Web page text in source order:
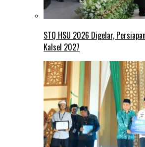
STQ HSU 2026 Digelar,
Kalsel 2027